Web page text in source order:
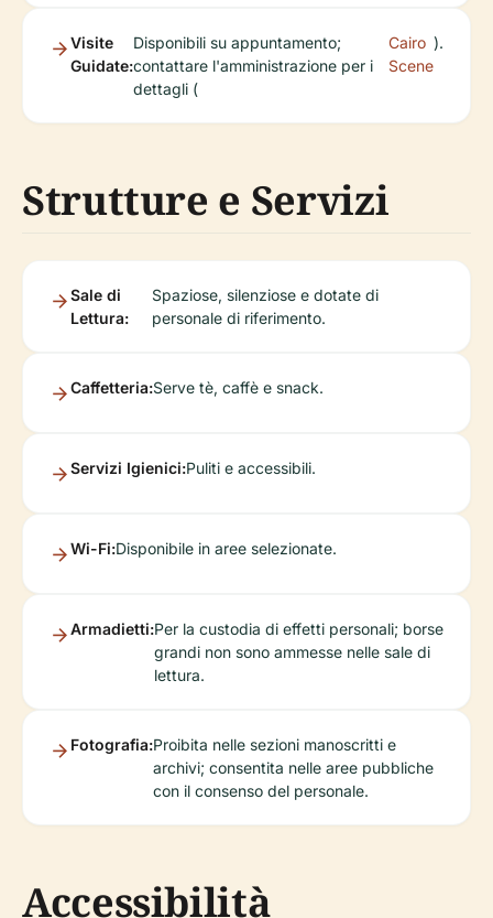
Visite
Guidate:
Disponibili su appuntamento;
contattare l'amministrazione per i
dettagli (
Cairo
Scene
).
Strutture e Servizi
Sale di
Lettura:
Spaziose, silenziose e dotate di
personale di riferimento.
Caffetteria:Serve tè, caffè e snack.
Servizi Igienici:Puliti e accessibili.
Wi-Fi:Disponibile in aree selezionate.
Armadietti:Per la custodia di effetti personali; borse
grandi non sono ammesse nelle sale di
lettura.
Fotografia:Proibita nelle sezioni manoscritti e
archivi; consentita nelle aree pubbliche
con il consenso del personale.
Accessibilità